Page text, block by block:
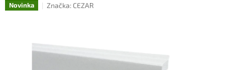
Novinka Značka: CEZAR